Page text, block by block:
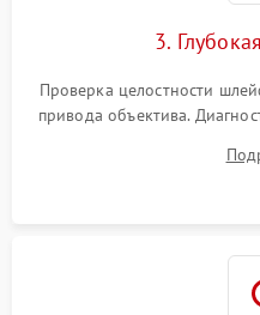
3.
Проверка целостности
привода объектива.
питания и
затвора и блока